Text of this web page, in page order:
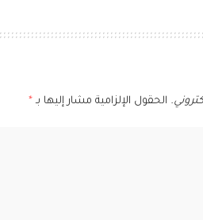
الحقول الإلزامية مشار إليها بـ *